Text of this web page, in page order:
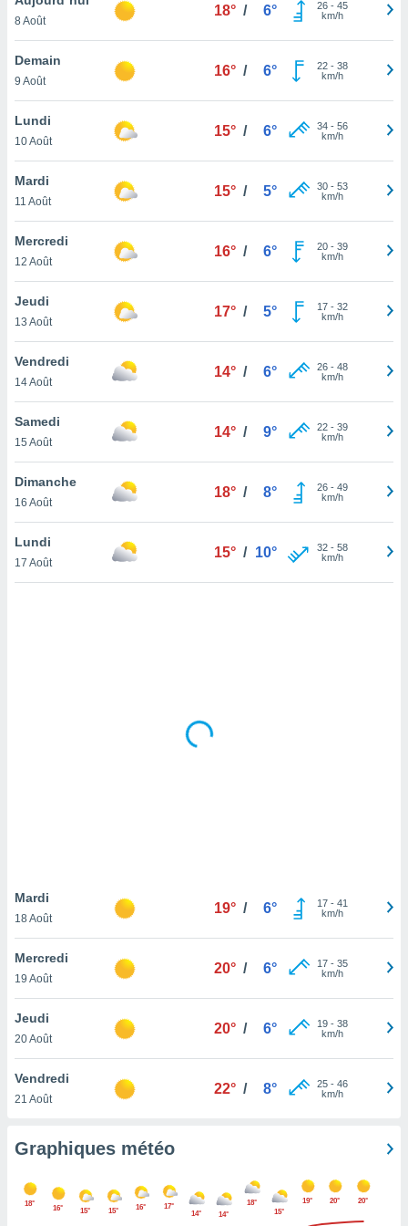
et
»,
au
vous
qu'ils
ou
le
ainsi
un
la
du
en
de
pas
de
à
cas,
que
sur le
ne
8 Août
18° / 6° 26- 45
km/h
Demain
9 Août
16° / 6° 22- 38
km/h
Lundi
10 Août
15° / 6° 34- 56
km/h
Mardi
11 Août
15° / 5° 30- 53
km/h
Mercredi
12 Août
16° / 6° 20- 39
km/h
Jeudi
13 Août
17° / 5° 17- 32
km/h
Vendredi
14 Août
14° / 6° 26- 48
km/h
Samedi
15 Août
14° / 9° 22- 39
km/h
Dimanche
16 Août
18° / 8° 26- 49
km/h
Lundi
17 Août
15° / 10° 32- 58
km/h
Mardi
18 Août
19° / 6° 17- 41
km/h
Mercredi
19 Août
20° / 6° 17- 35
km/h
Jeudi
20 Août
20° / 6° 19- 38
km/h
Vendredi
21 Août
22° / 8° 25- 46
km/h
Graphiques météo
18°
16° 15° 15° 16°
17°
14°
14°
18°
15°
19° 20° 20°